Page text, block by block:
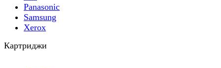
Panasonic
Samsung
Xerox
Картриджи